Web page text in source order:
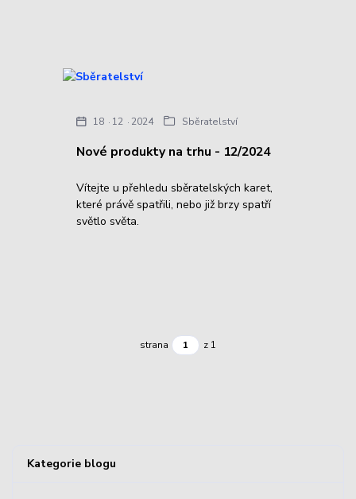
Kategorie blogu
Nové produkty na trhu - 12/2024
18 12 2024 Sběratelství
Vítejte u přehledu sběratelských karet,
které právě spatřili, nebo již brzy spatří
světlo světa.
strana z 1